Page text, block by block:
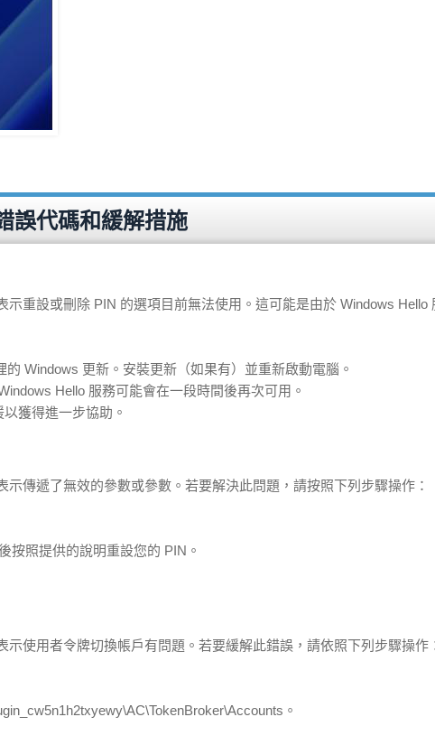
誤代碼和緩解措施
重設或刪除 PIN 的選項目前無法使用。這可能是由於 Windows Hello
Windows 更新。安裝更新（如果有）並重新啟動電腦。
Hello 服務可能會在一段時間後再次可用。
獲得進一步協助。
傳遞了無效的參數或參數。若要解決此問題，請按照下列步驟操作：
按照提供的說明重設您的 PIN。
使用者令牌切換帳戶有問題。若要緩解此錯誤，請依照下列步驟操作
。